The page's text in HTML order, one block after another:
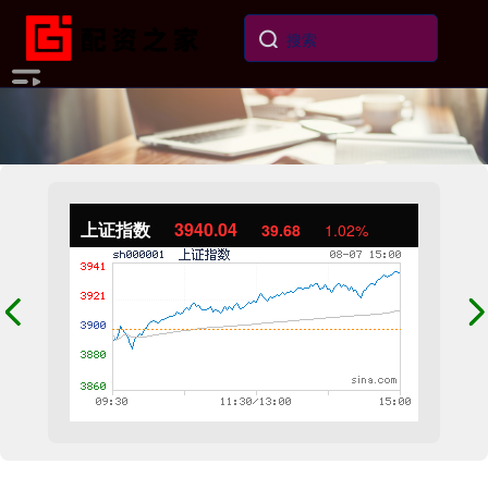
上证指数 3940.04 39.68 1.02%